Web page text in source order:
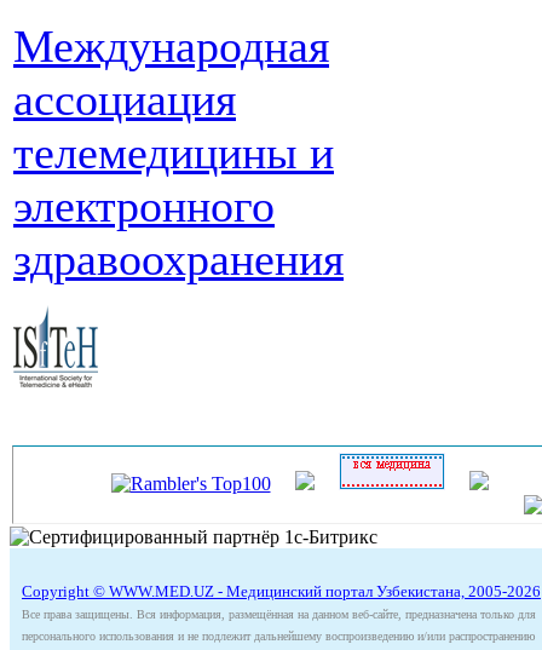
Международная
ассоциация
телемедицины и
электронного
здравоохранения
Copyright © WWW.MED.UZ - Медицинский портал Узбекистана, 2005-2026
Все права защищены. Вся информация, размещённая на данном веб-сайте, предназначена только для
персонального использования и не подлежит дальнейшему воспроизведению и/или распространению